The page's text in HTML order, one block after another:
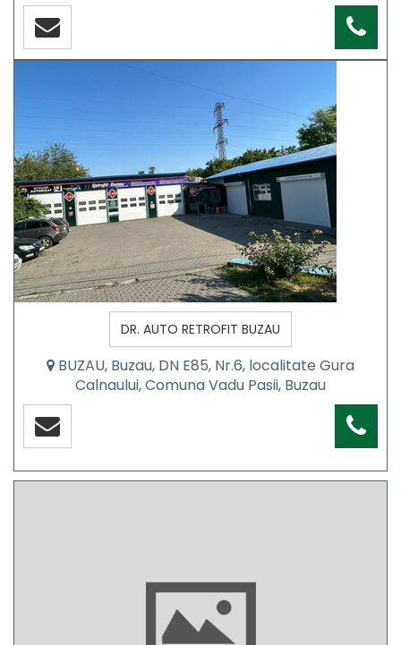
DR. AUTO RETROFIT BUZAU
BUZAU, Buzau, DN E85, Nr.6, localitate Gura
Calnaului, Comuna Vadu Pasii, Buzau